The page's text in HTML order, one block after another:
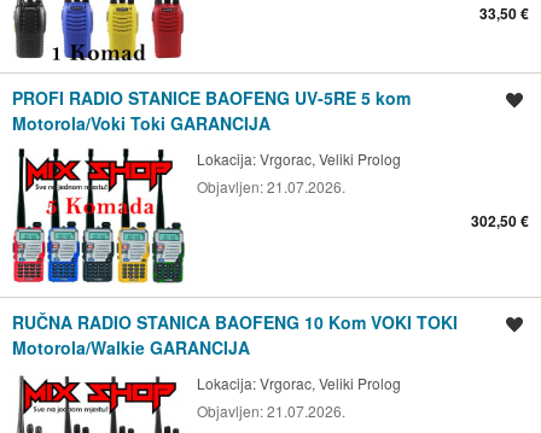
33,50 €
PROFI RADIO STANICE BAOFENG UV-5RE 5 kom
Motorola/Voki Toki GARANCIJA
Lokacija:Vrgorac, Veliki Prolog
Objavljen:21.07.2026.
302,50 €
RUČNA RADIO STANICA BAOFENG 10 Kom VOKI TOKI
Motorola/Walkie GARANCIJA
Lokacija:Vrgorac, Veliki Prolog
Objavljen:21.07.2026.